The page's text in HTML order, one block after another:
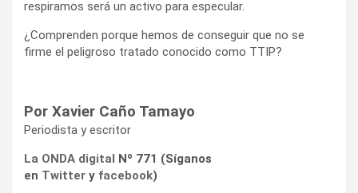
respiramos será un activo para especular.
¿Comprenden porque hemos de conseguir que no se
firme el peligroso tratado conocido como TTIP?
Por Xavier Caño Tamayo
Periodista y escritor
La ONDA digital Nº 771 (Síganos
en Twitter y facebook)